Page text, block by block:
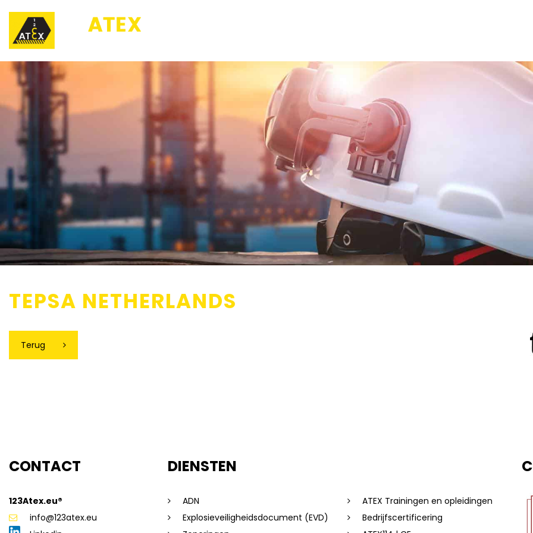
TEPSA NETHERLANDS
Terug
CONTACT
123Atex.eu®
info@123atex.eu
DIENSTEN
ADN
Explosieveiligheidsdocument (EVD)
ATEX Trainingen en opleidingen
Bedrijfscertificering